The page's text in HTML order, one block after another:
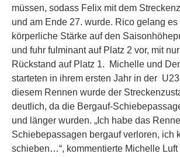
müssen, sodass Felix mit dem
und am Ende 27. wurde. Rico gelang es
körperliche Stärke auf den
und fuhr fulminant auf Platz 2 vor, mit
Rückstand auf Platz 1. Michelle und
starteten in ihrem ersten Jahr in der
diesem Rennen wurde der
deutlich, da die Bergauf-
und länger wurden. „Ich habe das
Schiebepassagen bergauf verloren, ich
schieben…“, kommentierte Michelle Luft